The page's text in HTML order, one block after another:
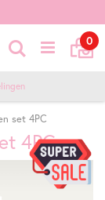
0
Zoek
set 4PC
4PC